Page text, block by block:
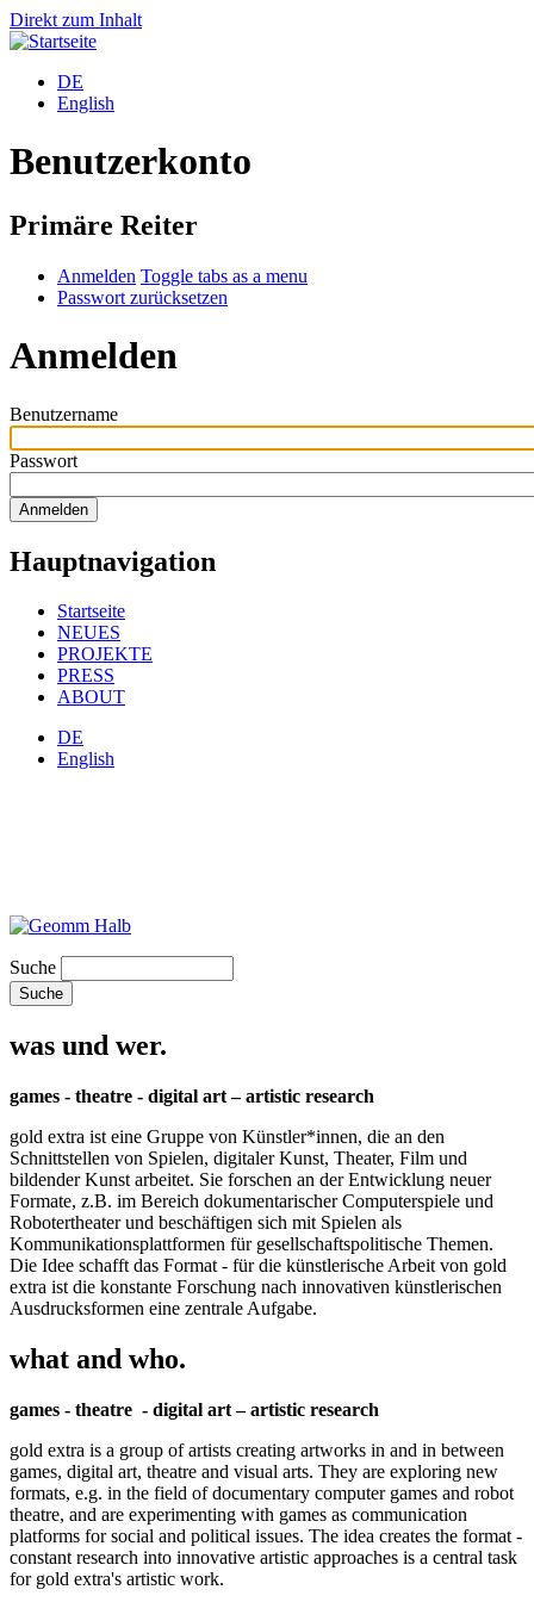
Direkt zum Inhalt
DE
English
Benutzerkonto
Primäre Reiter
Anmelden Toggle tabs as a menu
Passwort zurücksetzen
Anmelden
Benutzername
Passwort
Hauptnavigation
Startseite
NEUES
PROJEKTE
PRESS
ABOUT
DE
English
Suche
was und wer.
games - theatre - digital art – artistic research
gold extra ist eine Gruppe von Künstler*innen, die an den
Schnittstellen von Spielen, digitaler Kunst, Theater, Film und
bildender Kunst arbeitet. Sie forschen an der Entwicklung neuer
Formate, z.B. im Bereich dokumentarischer Computerspiele und
Robotertheater und beschäftigen sich mit Spielen als
Kommunikationsplattformen für gesellschaftspolitische Themen.
Die Idee schafft das Format - für die künstlerische Arbeit von gold
extra ist die konstante Forschung nach innovativen künstlerischen
Ausdrucksformen eine zentrale Aufgabe.
what and who.
games - theatre - digital art – artistic research
gold extra is a group of artists creating artworks in and in between
games, digital art, theatre and visual arts. They are exploring new
formats, e.g. in the field of documentary computer games and robot
theatre, and are experimenting with games as communication
platforms for social and political issues. The idea creates the format -
constant research into innovative artistic approaches is a central task
for gold extra's artistic work.